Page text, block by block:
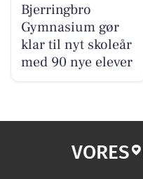
Bjerringbro
Gymnasium gør
klar til nyt skoleår
med 90 nye elever
VORES